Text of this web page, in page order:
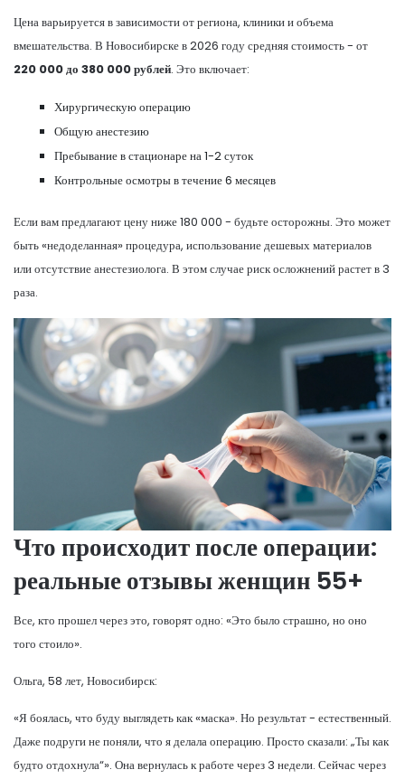
Цена варьируется в зависимости от региона, клиники и объема
вмешательства. В Новосибирске в 2026 году средняя стоимость - от
220 000 до 380 000 рублей. Это включает:
Хирургическую операцию
Общую анестезию
Пребывание в стационаре на 1-2 суток
Контрольные осмотры в течение 6 месяцев
Если вам предлагают цену ниже 180 000 - будьте осторожны. Это может
быть «недоделанная» процедура, использование дешевых материалов
или отсутствие анестезиолога. В этом случае риск осложнений растет в 3
раза.
Что происходит после операции:
реальные отзывы женщин 55+
Все, кто прошел через это, говорят одно: «Это было страшно, но оно
того стоило».
Ольга, 58 лет, Новосибирск:
«Я боялась, что буду выглядеть как «маска». Но результат - естественный.
Даже подруги не поняли, что я делала операцию. Просто сказали: „Ты как
будто отдохнула“». Она вернулась к работе через 3 недели. Сейчас через